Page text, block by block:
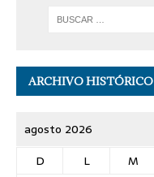
ARCHIVO HISTÓRICO
agosto 2026
D
L M